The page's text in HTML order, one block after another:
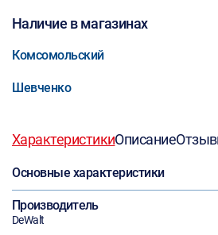
Наличие в магазинах
Комсомольский
Шевченко
ХарактеристикиОписание
Основные характеристики
Производитель
DeWalt